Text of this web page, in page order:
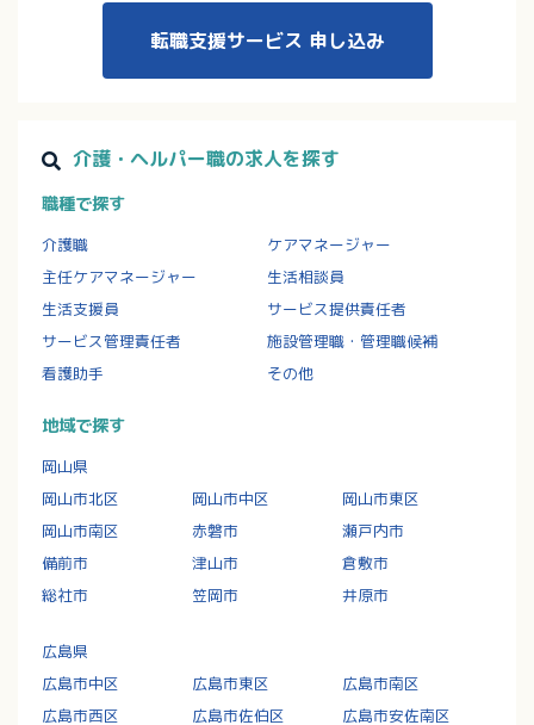
転職支援サービス 申し込み
介護・ヘルパー職の求人を探す
職種で探す
介護職
ケアマネージャー
主任ケアマネージャー
生活相談員
生活支援員
サービス提供責任者
サービス管理責任者
施設管理職・管理職候補
看護助手
その他
地域で探す
岡山県
岡山市北区
岡山市中区
岡山市東区
岡山市南区
赤磐市
瀬戸内市
備前市
津山市
倉敷市
総社市
笠岡市 井原市
広島県
広島市中区
広島市東区
広島市南区
広島市西区
広島市佐伯区 広島市安佐南区